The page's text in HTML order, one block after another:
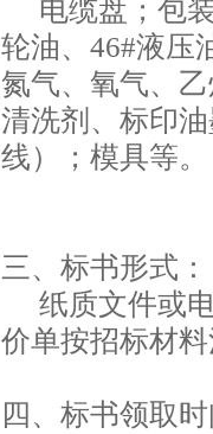
电缆盘；包
轮油、46#液压
氮气、氧气、
清洗剂、标印
线）；模具等。
三、标书形式：
纸质文件或
价单按招标材
四、标书领取